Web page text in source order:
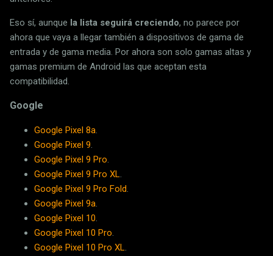
Eso sí, aunque la lista seguirá creciendo, no parece por
ahora que vaya a llegar también a dispositivos de gama de
entrada y de gama media. Por ahora son solo gamas altas y
gamas premium de Android las que aceptan esta
compatibilidad.
Google
Google Pixel 8a.
Google Pixel 9.
Google Pixel 9 Pro.
Google Pixel 9 Pro XL.
Google Pixel 9 Pro Fold.
Google Pixel 9a.
Google Pixel 10.
Google Pixel 10 Pro.
Google Pixel 10 Pro XL.